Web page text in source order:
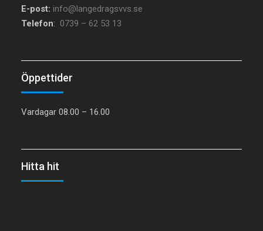
E-post: info@langedragsvvs.se
Telefon: 0739 – 62 53 13
Öppettider
Vardagar 08.00 – 16.00
Hitta hit